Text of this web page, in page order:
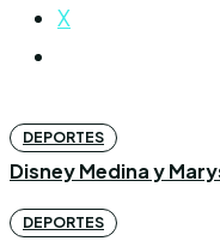
X
DEPORTES
Disney Medina y
DEPORTES